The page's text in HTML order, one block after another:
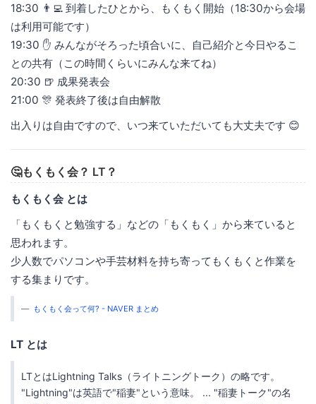
18:30 👨‍💻 到着したひとから、もくもく開始（18:30から会場
は利用可能です）
19:30 ✋ みんながそろった頃合いに、自己紹介と今日やるこ
との共有（この時間くらいにみんな来てね）
20:30 🍺 成果発表会
21:00 🎊 発表終了後は自由解散
出入りは自由ですので、いつ来ていただいても大丈夫です 😊
🤔もくもく会？ LT？
もくもく会 とは
「もくもくと勉強する」などの「もくもく」から来ていると
思われます。
少人数でパソコンや手芸材料を持ち寄ってもくもくと作業を
する集まりです。
もくもく会って何? - NAVER まとめ
LT とは
LTとはLightning Talks（ライトニングトーク）の略です。
"Lightning"は英語で"稲妻"という意味。 ... "稲妻トーク"の名